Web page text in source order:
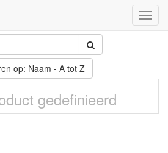
op: Naam - A tot Z
gedefinieerd